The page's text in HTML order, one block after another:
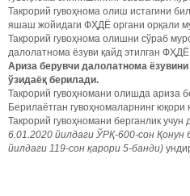
Такрорий гувоҳнома олиш истагини
яшаш жойидаги ФҲДЁ органи орқали
Такрорий гувоҳнома олишни сўраб
далолатнома ёзуви қайд этилган
Ариза берувчи далолатнома
ўзидаёқ берилади.
Такрорий гувоҳномани олишда ариза
Берилаётган гувоҳномаларнинг
Такрорий гувоҳномани берганлик
6.01.2020 йилдаги ЎРҚ-600-сон Қонун
йилдаги 119-сон қарори 5-банди)